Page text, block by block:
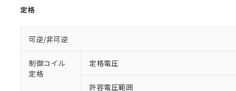
定格
可逆/非可逆
制御コイル
定格
定格電圧
許容電圧範囲